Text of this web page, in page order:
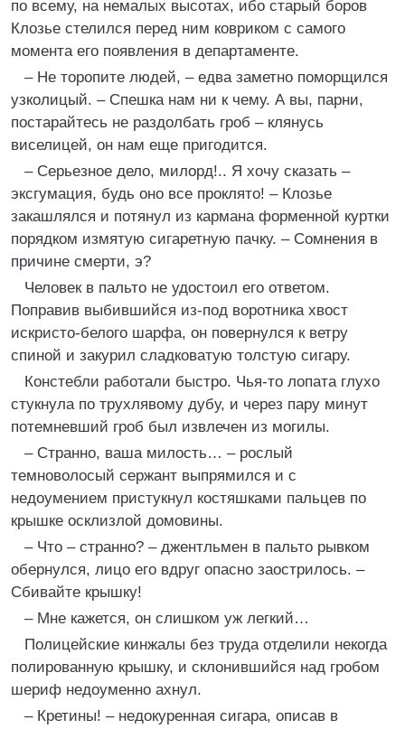
по всему, на немалых высотах, ибо старый боров
Клозье стелился перед ним ковриком с самого
момента его появления в департаменте.
– Не торопите людей, – едва заметно поморщился
узколицый. – Спешка нам ни к чему. А вы, парни,
постарайтесь не раздолбать гроб – клянусь
виселицей, он нам еще пригодится.
– Серьезное дело, милорд!.. Я хочу сказать –
эксгумация, будь оно все проклято! – Клозье
закашлялся и потянул из кармана форменной куртки
порядком измятую сигаретную пачку. – Сомнения в
причине смерти, э?
Человек в пальто не удостоил его ответом.
Поправив выбившийся из-под воротника хвост
искристо-белого шарфа, он повернулся к ветру
спиной и закурил сладковатую толстую сигару.
Констебли работали быстро. Чья-то лопата глухо
стукнула по трухлявому дубу, и через пару минут
потемневший гроб был извлечен из могилы.
– Странно, ваша милость… – рослый
темноволосый сержант выпрямился и с
недоумением пристукнул костяшками пальцев по
крышке осклизлой домовины.
– Что – странно? – джентльмен в пальто рывком
обернулся, лицо его вдруг опасно заострилось. –
Сбивайте крышку!
– Мне кажется, он слишком уж легкий…
Полицейские кинжалы без труда отделили некогда
полированную крышку, и склонившийся над гробом
шериф недоуменно ахнул.
– Кретины! – недокуренная сигара, описав в